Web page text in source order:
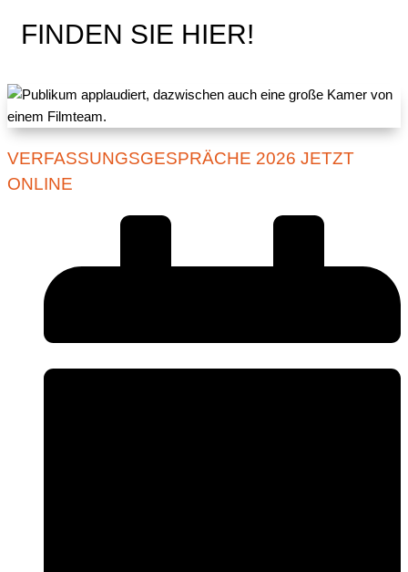
FINDEN SIE HIER!
VERFASSUNGSGESPRÄCHE 2026 JETZT
ONLINE